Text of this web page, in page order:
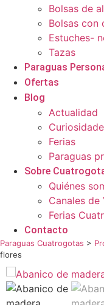
Bolsas de
Bolsas con
Estuches-
Tazas
Paraguas
Ofertas
Blog
Actualidad
Ferias
Paraguas
Sobre
Quiénes
Canales de
Ferias
Contacto
Paraguas Cuatrogotas >
flores